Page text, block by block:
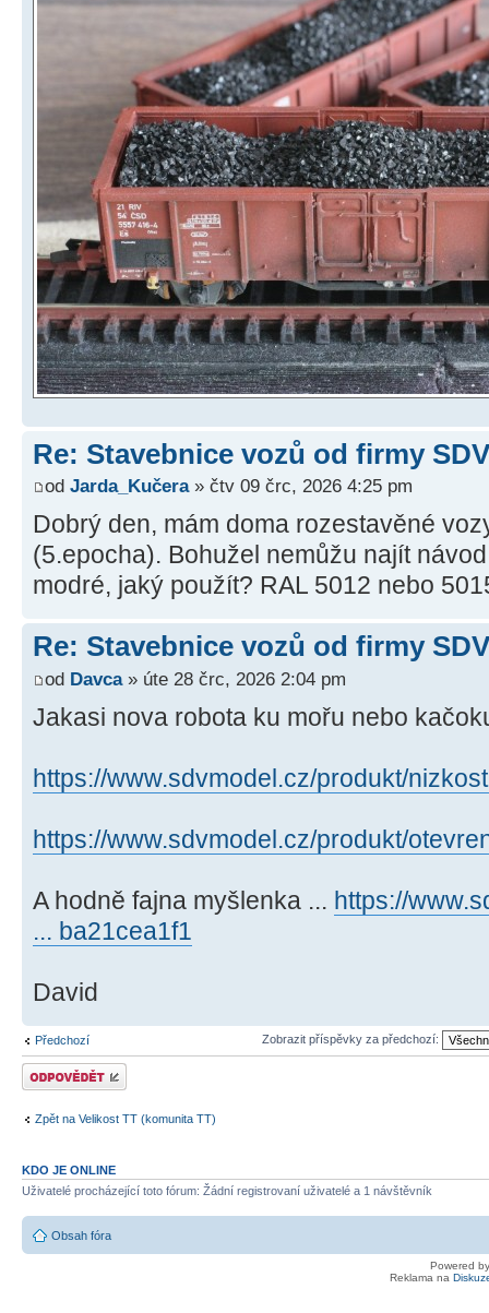
Re: Stavebnice vozů od firmy
od Jarda_Kučera» čtv 09 črc, 2026 4:25 pm
Dobrý den, mám doma rozestavěné
(5.epocha). Bohužel nemůžu najít
modré, jaký použít? RAL 5012 nebo
Re: Stavebnice vozů od firmy
od Davca» úte 28 črc, 2026 2:04 pm
Jakasi nova robota ku mořu nebo
https://www.sdvmodel.cz/produkt/
https://www.sdvmodel.cz/produkt/
A hodně fajna myšlenka ... https://
... ba21cea1f1
David
Předchozí Zobrazit příspěvky za předchozí:
Odeslat odpověď
Zpět na Velikost TT (komunita TT)
KDO JE ONLINE
Uživatelé procházející toto fórum: Žádní registrovaní uživatelé a 1 návštěvník
Obsah fóra
Powered
Reklama na